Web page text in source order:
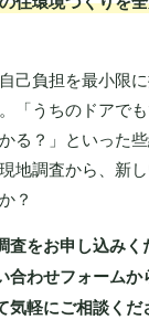
己負担を最小限
「うちのドアでも
る？」といった
地調査から、新
？
査をお申し込みく
合わせフォーム
気軽にご相談くだ